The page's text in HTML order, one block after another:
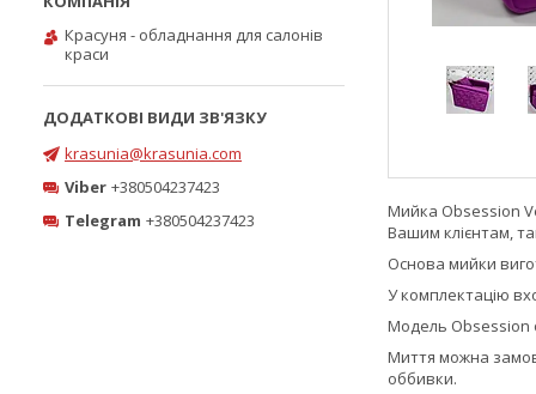
Мийка Obsession
Вашим клієнтам,
Основа мийки
У комплектацію
Модель Obsession
Миття можна
оббивки.
Красуня - обладнання для салонів
краси
krasunia@krasunia.com
Viber +380504237423
Telegram +380504237423